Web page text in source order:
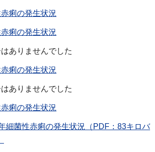
痢の発生状況
痢の発生状況
ありませんでした
痢の発生状況
ありませんでした
痢の発生状況
細菌性赤痢の発生状況（PDF：83キロバ